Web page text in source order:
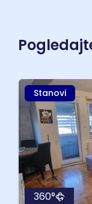
Stanovi
360°